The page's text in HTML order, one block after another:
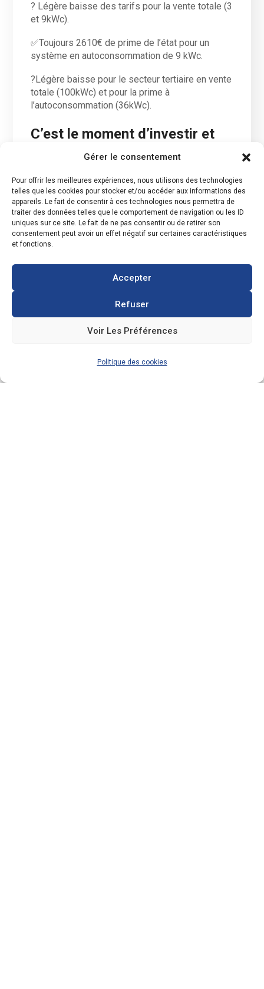
Gérer le consentement
Pour offrir les meilleures expériences, nous utilisons des technologies
telles que les cookies pour stocker et/ou accéder aux informations des
appareils. Le fait de consentir à ces technologies nous permettra de
traiter des données telles que le comportement de navigation ou les ID
uniques sur ce site. Le fait de ne pas consentir ou de retirer son
consentement peut avoir un effet négatif sur certaines caractéristiques
et fonctions.
Accepter
Refuser
Voir Les Préférences
Politique des cookies
? Légère baisse des tarifs pour la vente totale (3
et 9kWc).
✅Toujours 2610€ deprime de l’état pour un
système en autoconsommation de 9 kWc.
? Légère baisse pour le secteur tertiaire en vente
totale (100kWc) et pour la prime à
l’autoconsommation (36kWc).
C’est le moment d’investir et
de produire sa propre
énergie?! N’hésitez pas à nous
contacter
surimposition – Autoconsommation (Ardennes
08)